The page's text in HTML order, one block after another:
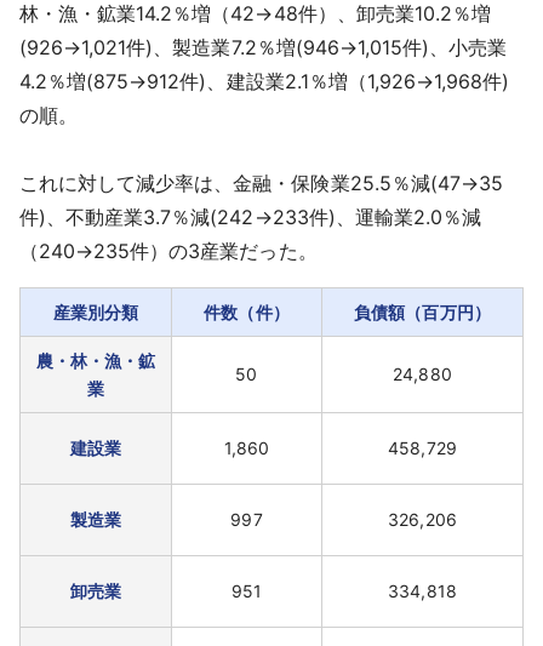
林・漁・鉱業14.2％増（42→48件）、卸売業10.2％増
(926→1,021件)、製造業7.2％増(946→1,015件)、小売業
4.2％増(875→912件)、建設業2.1％増（1,926→1,968件)
の順。
これに対して減少率は、金融・保険業25.5％減(47→35
件)、不動産業3.7％減(242→233件)、運輸業2.0％減
（240→235件）の3産業だった。
産業別分類 件数（件） 負債額（百万円）
農・林・漁・鉱
業
50 24,880
建設業 1,860 458,729
製造業 997 326,206
卸売業 951 334,818